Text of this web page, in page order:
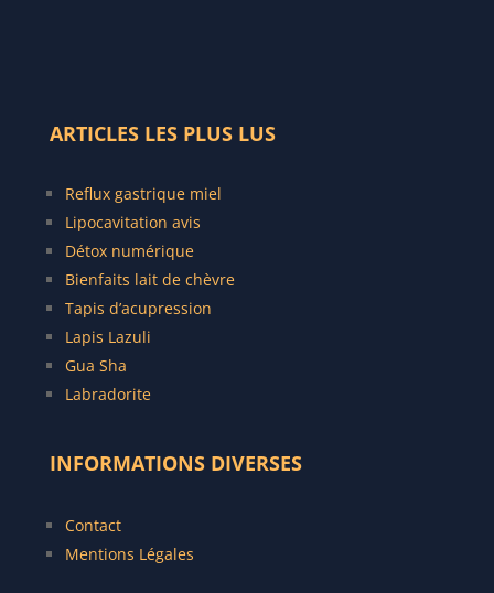
ARTICLES LES PLUS LUS
Reflux gastrique miel
Lipocavitation avis
Détox numérique
Bienfaits lait de chèvre
Tapis d’acupression
Lapis Lazuli
Gua Sha
Labradorite
INFORMATIONS DIVERSES
Contact
Mentions Légales